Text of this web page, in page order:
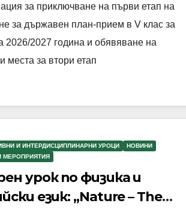
за приключване на първи етап на
за държавен план-прием в V клас за
2026/2027 година и обявяване на
места за втори етап
И ИНТЕРДИСЦИПЛИНАРНИ УРОЦИ
НОВИНИ
МЕРОПРИЯТИЯ
урок по физика и
език: „Nature – The